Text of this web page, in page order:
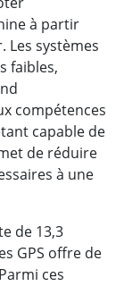
à partir
systèmes
faibles,
compétences
capable de
de réduire
à une
de 13,3
GPS offre de
ces